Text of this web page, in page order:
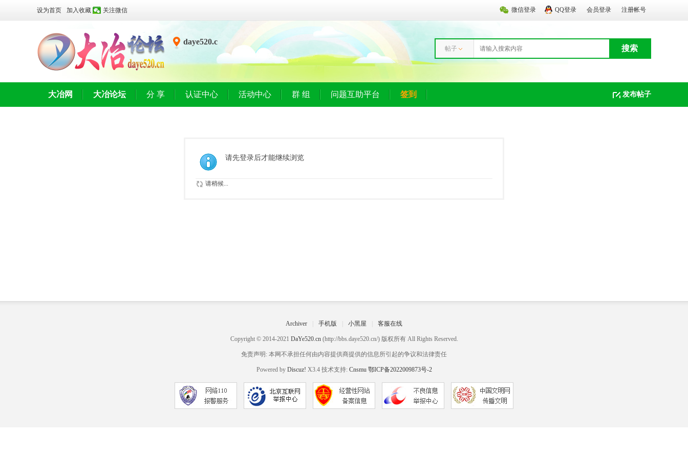
微信登录 QQ登录 会员登录 注册帐号
设为首页 加入收藏 关注微信
daye520.c
帖子 搜索
发布帖子
大冶网 大冶论坛 分 享 认证中心 活动中心 群 组 问题互助平台 签到
请先登录后才能继续浏览
请稍候...
Archiver 手机版 小黑屋 客服在线
Copyright © 2014-2021 DaYe520.cn(http://bbs.daye520.cn/) 版权所有 All Rights Reserved.
免责声明: 本网不承担任何由内容提供商提供的信息所引起的争议和法律责任
Powered by Discuz! X3.4 技术支持: Cnsmu 鄂ICP备2022009873号-2